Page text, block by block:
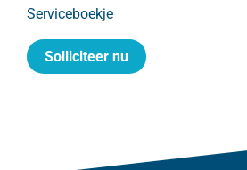
Serviceboekje
Solliciteer nu